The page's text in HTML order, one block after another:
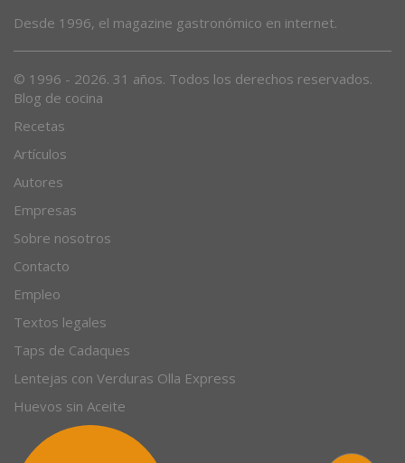
Desde 1996, el magazine gastronómico en internet.
© 1996 - 2026. 31 años. Todos los derechos reservados.
Blog de cocina
Recetas
Artículos
Autores
Empresas
Sobre nosotros
Contacto
Empleo
Textos legales
Taps de Cadaques
Lentejas con Verduras Olla Express
Huevos sin Aceite